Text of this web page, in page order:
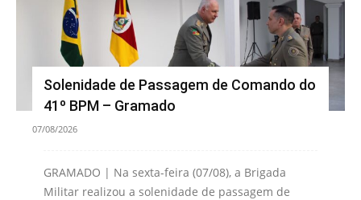
Solenidade de Passagem de Comando do
41º BPM – Gramado
07/08/2026
GRAMADO | Na sexta-feira (07/08), a Brigada
Militar realizou a solenidade de passagem de